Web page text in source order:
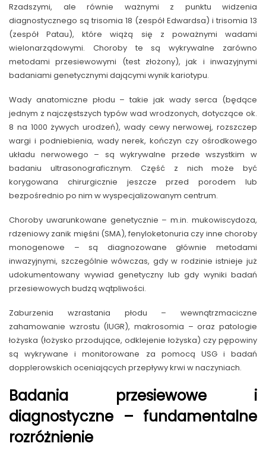
Rzadszymi, ale równie ważnymi z punktu widzenia
diagnostycznego są trisomia 18 (zespół Edwardsa) i trisomia 13
(zespół Patau), które wiążą się z poważnymi wadami
wielonarządowymi. Choroby te są wykrywalne zarówno
metodami przesiewowymi (test złożony), jak i inwazyjnymi
badaniami genetycznymi dającymi wynik kariotypu.
Wady anatomiczne płodu – takie jak wady serca (będące
jednym z najczęstszych typów wad wrodzonych, dotyczące ok.
8 na 1000 żywych urodzeń), wady cewy nerwowej, rozszczep
wargi i podniebienia, wady nerek, kończyn czy ośrodkowego
układu nerwowego – są wykrywalne przede wszystkim w
badaniu ultrasonograficznym. Część z nich może być
korygowana chirurgicznie jeszcze przed porodem lub
bezpośrednio po nim w wyspecjalizowanym centrum.
Choroby uwarunkowane genetycznie – m.in. mukowiscydoza,
rdzeniowy zanik mięśni (SMA), fenyloketonuria czy inne choroby
monogenowe – są diagnozowane głównie metodami
inwazyjnymi, szczególnie wówczas, gdy w rodzinie istnieje już
udokumentowany wywiad genetyczny lub gdy wyniki badań
przesiewowych budzą wątpliwości.
Zaburzenia wzrastania płodu – wewnątrzmaciczne
zahamowanie wzrostu (IUGR), makrosomia – oraz patologie
łożyska (łożysko przodujące, odklejenie łożyska) czy pępowiny
są wykrywane i monitorowane za pomocą USG i badań
dopplerowskich oceniających przepływy krwi w naczyniach.
Badania przesiewowe i
diagnostyczne – fundamentalne
rozróżnienie